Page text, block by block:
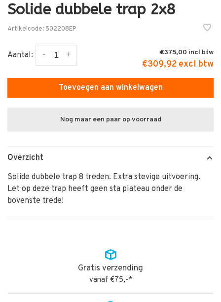
Solide dubbele trap 2x8
Artikelcode: 502208EP
Aantal: +
- €375,00
€309,92 excl btw
Toevoegen aan winkelwagen
Nog maar een paar op voorraad
Overzicht
Solide dubbele trap 8 treden. Extra stevige uitvoering.
Let op deze trap heeft geen sta plateau onder de
bovenste trede!
Gratis verzending
vanaf €75,-*